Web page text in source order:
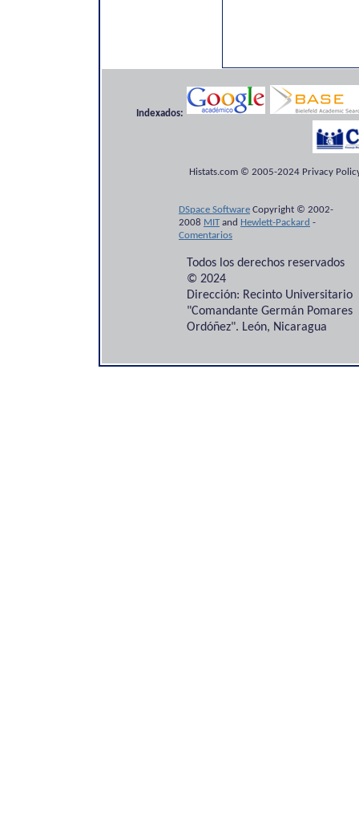
Indexados:
Histats.com © 2005-2024 Privacy
DSpace Software Copyright © 2002-
2008 MITand Hewlett-Packard -
Comentarios
Todos los derechos reservados
© 2024
Dirección: Recinto Universitario
"Comandante Germán Pomares
Ordóñez". León, Nicaragua